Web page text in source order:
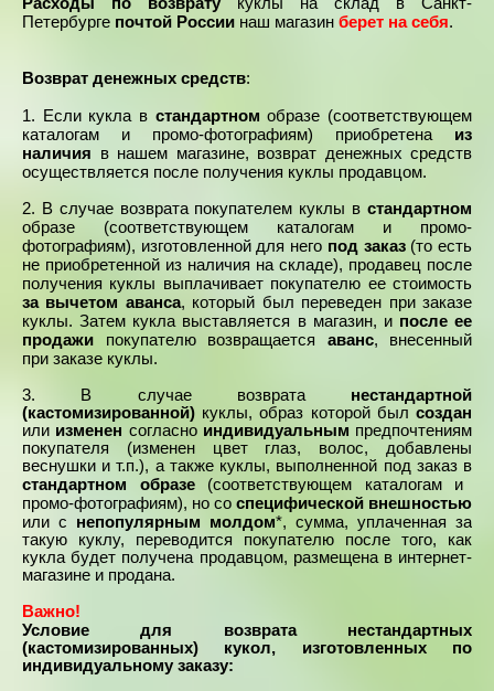
Петербурге почтой России наш магазин берет на себя.
Возврат денежных средств:
1. Если кукла в стандартномобразе (соответствующем
каталогам и промо-фотографиям) приобретена из
наличия в нашем магазине, возврат денежных средств
осуществляется после получения куклы продавцом.
2. В случае возврата покупателем куклы встандартном
образе (соответствующем каталогам и промо-
фотографиям), изготовленной для него под заказ(то есть
не приобретенной из наличия на складе), продавец после
получения куклы выплачивает покупателю ее стоимость
за вычетом аванса, который был переведен при заказе
куклы. Затем кукла выставляется в магазин, и после ее
продажи покупателю возвращается аванс, внесенный
при заказе куклы.
3. В случае возврата нестандартной
(кастомизированной) куклы, образ которой былсоздан
или изменен согласно индивидуальным предпочтениям
покупателя (изменен цвет глаз, волос, добавлены
веснушки и т.п.), а также куклы, выполненной под заказ в
стандартном образе
(соответствующем каталогам и
промо-фотографиям), но со специфической внешностью
или с непопулярным молдом*, сумма, уплаченная за
такую куклу, переводится покупателю после того, как
кукла будет получена продавцом, размещена в интернет-
магазине и продана.
Важно!
Условие для возврата нестандартных
(кастомизированных) кукол, изготовленных по
индивидуальному заказу: